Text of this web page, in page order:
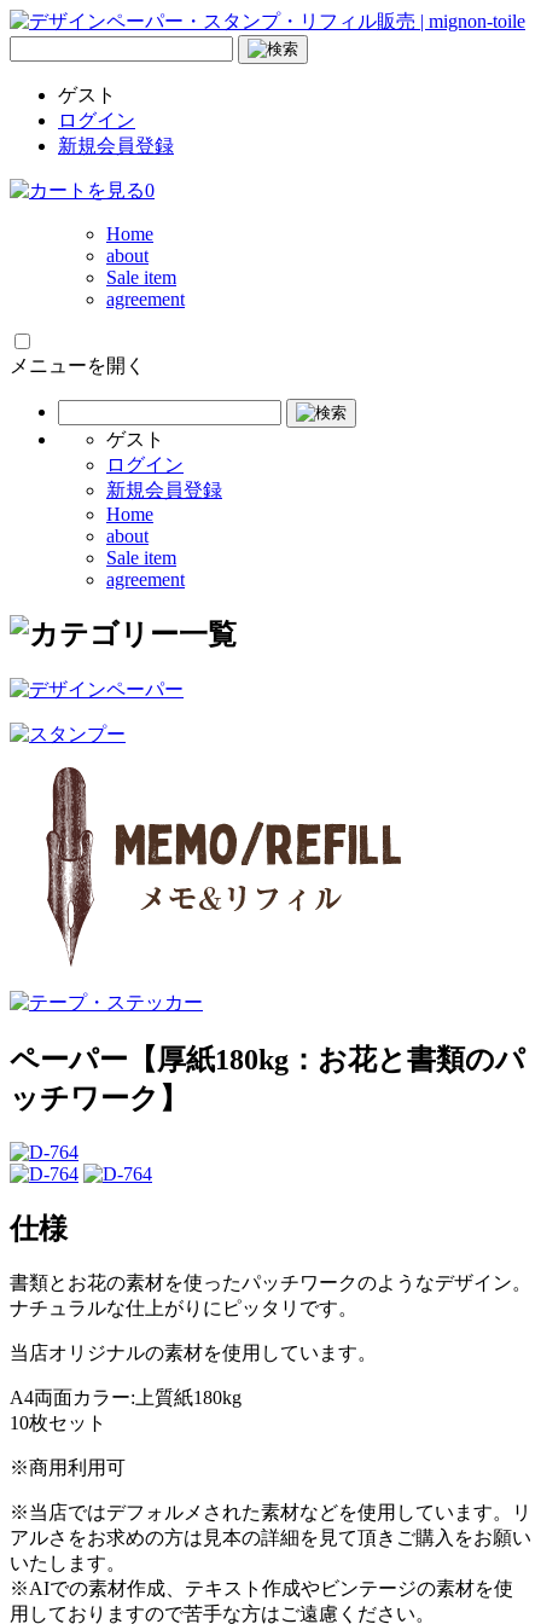
ゲスト
ログイン
新規会員登録
0
Home
about
Sale item
agreement
メニューを開く
ゲスト
ログイン
新規会員登録
Home
about
Sale item
agreement
ペーパー【厚紙180kg：お花と書類のパ
ッチワーク】
仕様
書類とお花の素材を使ったパッチワークのようなデザイン。
ナチュラルな仕上がりにピッタリです。
当店オリジナルの素材を使用しています。
A4両面カラー:上質紙180kg
10枚セット
※商用利用可
※当店ではデフォルメされた素材などを使用しています。リ
アルさをお求めの方は見本の詳細を見て頂きご購入をお願い
いたします。
※AIでの素材作成、テキスト作成やビンテージの素材を使
用しておりますので苦手な方はご遠慮ください。